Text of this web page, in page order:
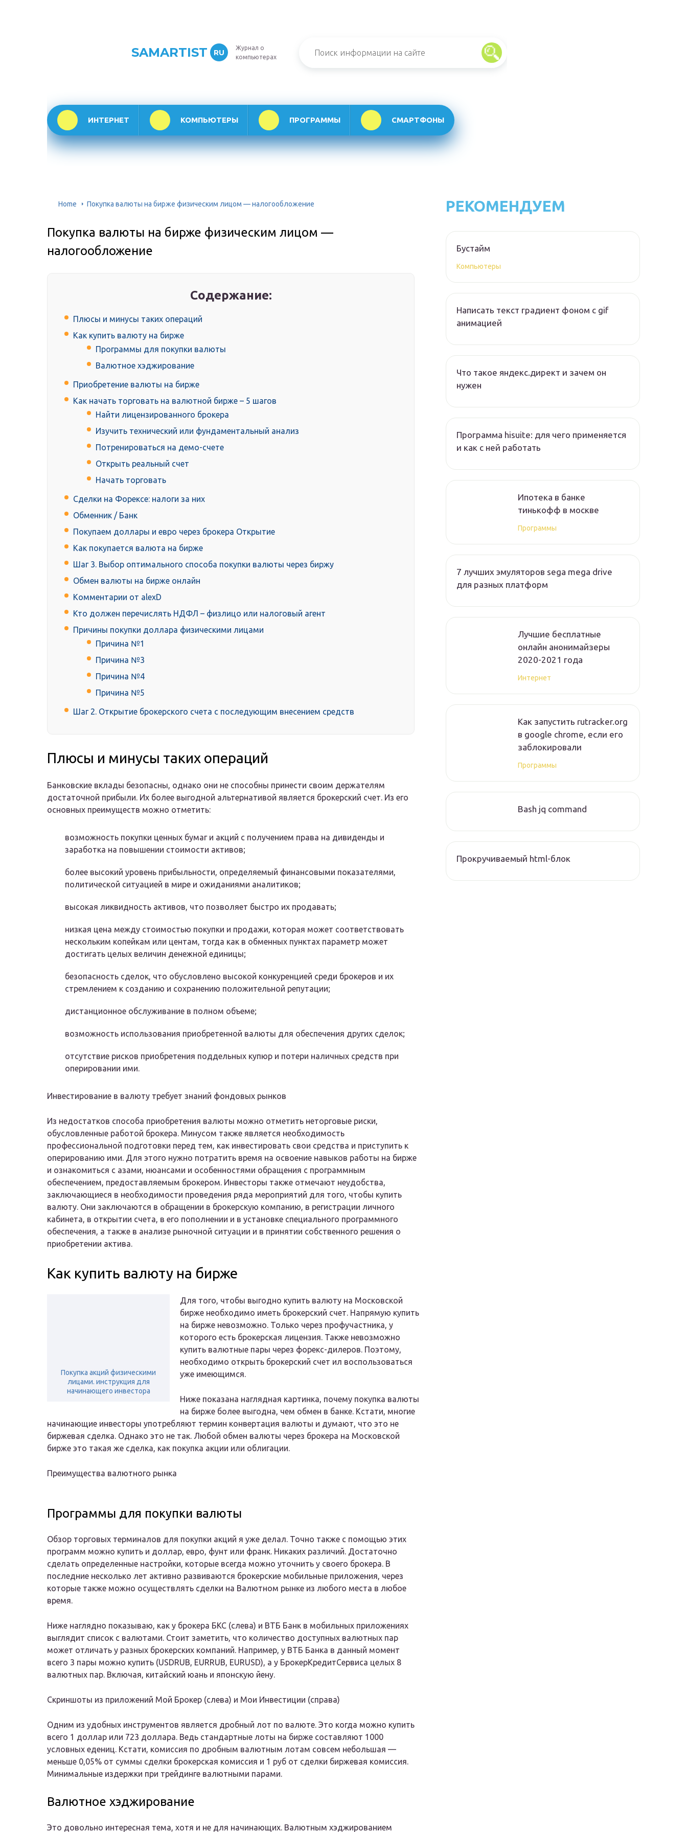
SAMARTIST RU
Журнал о
компьютерах
ИНТЕРНЕТ КОМПЬЮТЕРЫ ПРОГРАММЫ СМАРТФОНЫ
Home Покупка валюты на бирже физическим лицом — налогообложение
Покупка валюты на бирже физическим лицом —
налогообложение
Содержание:
Плюсы и минусы таких операций
Как купить валюту на бирже
Программы для покупки валюты
Валютное хэджирование
Приобретение валюты на бирже
Как начать торговать на валютной бирже – 5 шагов
Найти лицензированного брокера
Изучить технический или фундаментальный анализ
Потренироваться на демо-счете
Открыть реальный счет
Начать торговать
Сделки на Форексе: налоги за них
Обменник / Банк
Покупаем доллары и евро через брокера Открытие
Как покупается валюта на бирже
Шаг 3. Выбор оптимального способа покупки валюты через биржу
Обмен валюты на бирже онлайн
Комментарии от alexD
Кто должен перечислять НДФЛ – физлицо или налоговый агент
Причины покупки доллара физическими лицами
Причина №1
Причина №3
Причина №4
Причина №5
Шаг 2. Открытие брокерского счета с последующим внесением средств
Плюсы и минусы таких операций
Банковские вклады безопасны, однако они не способны принести своим держателям
достаточной прибыли. Их более выгодной альтернативой является брокерский счет. Из его
основных преимуществ можно отметить:
возможность покупки ценных бумаг и акций с получением права на дивиденды и
заработка на повышении стоимости активов;
более высокий уровень прибыльности, определяемый финансовыми показателями,
политической ситуацией в мире и ожиданиями аналитиков;
высокая ликвидность активов, что позволяет быстро их продавать;
низкая цена между стоимостью покупки и продажи, которая может соответствовать
нескольким копейкам или центам, тогда как в обменных пунктах параметр может
достигать целых величин денежной единицы;
безопасность сделок, что обусловлено высокой конкуренцией среди брокеров и их
стремлением к созданию и сохранению положительной репутации;
дистанционное обслуживание в полном объеме;
возможность использования приобретенной валюты для обеспечения других сделок;
отсутствие рисков приобретения поддельных купюр и потери наличных средств при
оперировании ими.
Инвестирование в валюту требует знаний фондовых рынков
Из недостатков способа приобретения валюты можно отметить неторговые риски,
обусловленные работой брокера. Минусом также является необходимость
профессиональной подготовки перед тем, как инвестировать свои средства и приступить к
оперированию ими. Для этого нужно потратить время на освоение навыков работы на бирже
и ознакомиться с азами, нюансами и особенностями обращения с программным
обеспечением, предоставляемым брокером. Инвесторы также отмечают неудобства,
заключающиеся в необходимости проведения ряда мероприятий для того, чтобы купить
валюту. Они заключаются в обращении в брокерскую компанию, в регистрации личного
кабинета, в открытии счета, в его пополнении и в установке специального программного
обеспечения, а также в анализе рыночной ситуации и в принятии собственного решения о
приобретении актива.
Как купить валюту на бирже
Покупка акций физическими
лицами. инструкция для
начинающего инвестора
Для того, чтобы выгодно купить валюту на Московской
бирже необходимо иметь брокерский счет. Напрямую купить
на бирже невозможно. Только через профучастника, у
которого есть брокерская лицензия. Также невозможно
купить валютные пары через форекс-дилеров. Поэтому,
необходимо открыть брокерский счет ил воспользоваться
уже имеющимся.
Ниже показана наглядная картинка, почему покупка валюты
на бирже более выгодна, чем обмен в банке. Кстати, многие
начинающие инвесторы употребляют термин конвертация валюты и думают, что это не
биржевая сделка. Однако это не так. Любой обмен валюты через брокера на Московской
бирже это такая же сделка, как покупка акции или облигации.
Преимущества валютного рынка
Программы для покупки валюты
Обзор торговых терминалов для покупки акций я уже делал. Точно также с помощью этих
программ можно купить и доллар, евро, фунт или франк. Никаких различий. Достаточно
сделать определенные настройки, которые всегда можно уточнить у своего брокера. В
последние несколько лет активно развиваются брокерские мобильные приложения, через
которые также можно осуществлять сделки на Валютном рынке из любого места в любое
время.
Ниже наглядно показываю, как у брокера БКС (слева) и ВТБ Банк в мобильных приложениях
выглядит список с валютами. Стоит заметить, что количество доступных валютных пар
может отличать у разных брокерских компаний. Например, у ВТБ Банка в данный момент
всего 3 пары можно купить (USDRUB, EURRUB, EURUSD), а у БрокерКредитСервиса целых 8
валютных пар. Включая, китайский юань и японскую йену.
Скриншоты из приложений Мой Брокер (слева) и Мои Инвестиции (справа)
Одним из удобных инструментов является дробный лот по валюте. Это когда можно купить
всего 1 доллар или 723 доллара. Ведь стандартные лоты на бирже составляют 1000
условных едениц. Кстати, комиссия по дробным валютным лотам совсем небольшая —
меньше 0,05% от суммы сделки брокерская комиссия и 1 руб от сделки биржевая комиссия.
Минимальные издержки при трейдинге валютными парами.
Валютное хэджирование
Это довольно интересная тема, хотя и не для начинающих. Валютным хэджированием
РЕКОМЕНДУЕМ
Бустайм
Компьютеры
Написать текст градиент фоном с gif
анимацией
Что такое яндекс.директ и зачем он
нужен
Программа hisuite: для чего применяется
и как с ней работать
Ипотека в банке
тинькофф в москве
Программы
7 лучших эмуляторов sega mega drive
для разных платформ
Лучшие бесплатные
онлайн анонимайзеры
2020-2021 года
Интернет
Как запустить rutracker.org
в google chrome, если его
заблокировали
Программы
Bash jq command
Прокручиваемый html-блок